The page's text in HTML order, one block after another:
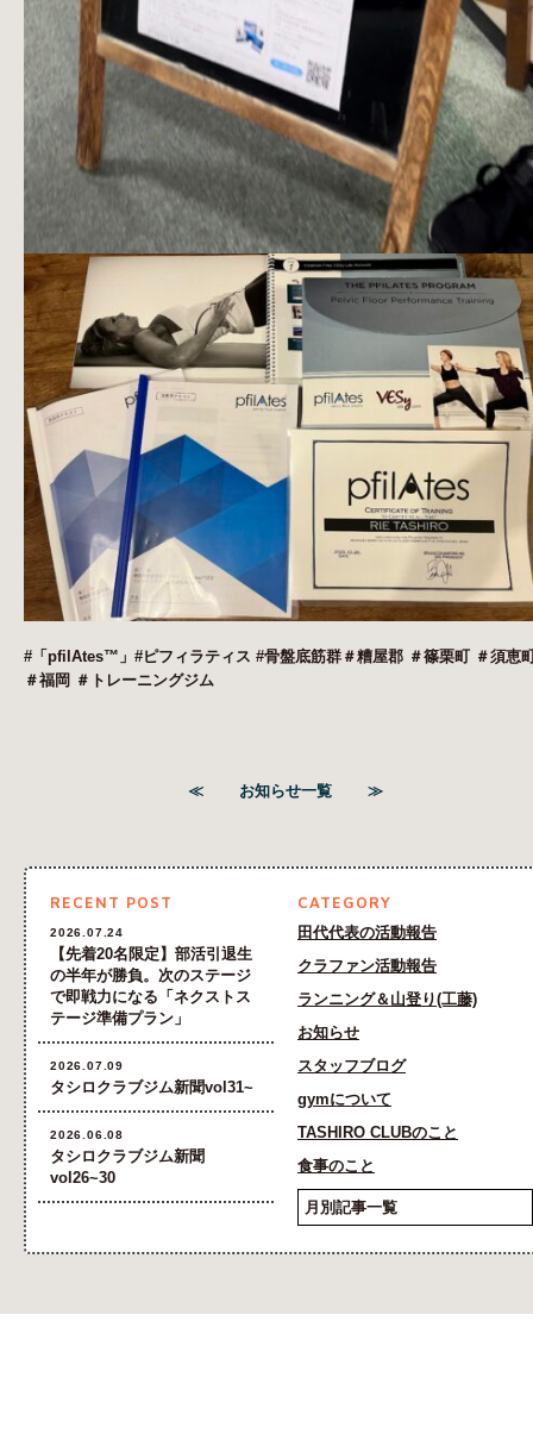
# 「 pfilAtes™ 」 #ピフィラティス #骨盤底筋群 ＃糟屋郡 ＃篠栗町 ＃須恵
＃福岡 ＃トレーニングジム
≪ お知らせ一覧 ≫
RECENT POST
2026.07.24
【先着20名限定】部活引退生
の半年が勝負。次のステージ
で即戦力になる「ネクストス
テージ準備プラン」
2026.07.09
タシロクラブジム新聞vol31~
2026.06.08
タシロクラブジム新聞
vol26~30
CATEGORY
田代代表の活動報告
クラファン活動報告
ランニング＆山登り(工藤)
お知らせ
スタッフブログ
gymについて
TASHIRO CLUBのこと
食事のこと